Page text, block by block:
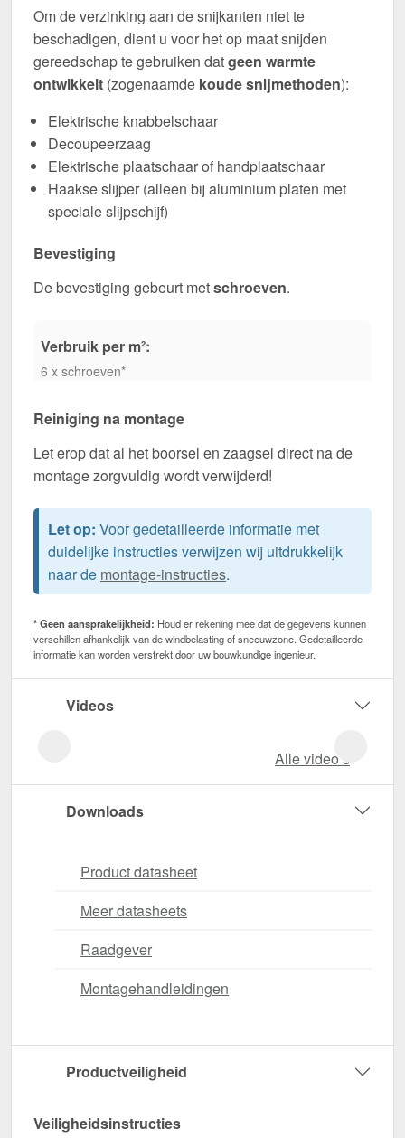
Om de verzinking aan de snijkanten niet te
beschadigen, dient u voor het op maat snijden
gereedschap te gebruiken datgeen warmte
ontwikkelt (zogenaamde koude snijmethoden):
Elektrische knabbelschaar
Decoupeerzaag
Elektrische plaatschaar of handplaatschaar
Haakse slijper (alleen bij aluminium platen met
speciale slijpschijf)
Bevestiging
De bevestiging gebeurt metschroeven.
Verbruik per m²:
6 x schroeven*
Reiniging na montage
Let erop dat al het boorsel en zaagsel direct na de
montage zorgvuldig wordt verwijderd!
Let op: Voor gedetailleerde informatie met
duidelijke instructies verwijzen wij uitdrukkelijk
naar de montage-instructies.
* Geen aansprakelijkheid: Houd er rekening mee dat de gegevens kunnen
verschillen afhankelijk van de windbelasting of sneeuwzone. Gedetailleerde
informatie kan worden verstrekt door uw bouwkundige ingenieur.
Videos
Alle video‘s
Downloads
Product datasheet
Meer datasheets
Raadgever
Montagehandleidingen
Productveiligheid
Veiligheidsinstructies